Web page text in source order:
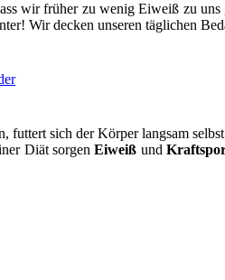
wir früher zu wenig Eiweiß zu
Wir decken unseren täglichen
futtert sich der Körper langsam
Diät sorgenEiweiß und